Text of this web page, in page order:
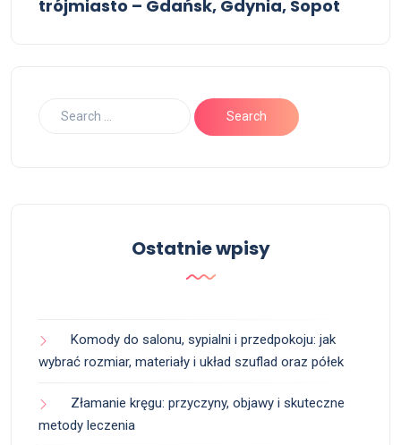
trójmiasto – Gdańsk, Gdynia, Sopot
Ostatnie wpisy
Komody do salonu, sypialni i przedpokoju: jak
wybrać rozmiar, materiały i układ szuflad oraz półek
Złamanie kręgu: przyczyny, objawy i skuteczne
metody leczenia